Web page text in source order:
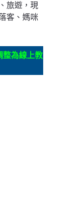
旅遊，現
客、媽咪
整為線上教